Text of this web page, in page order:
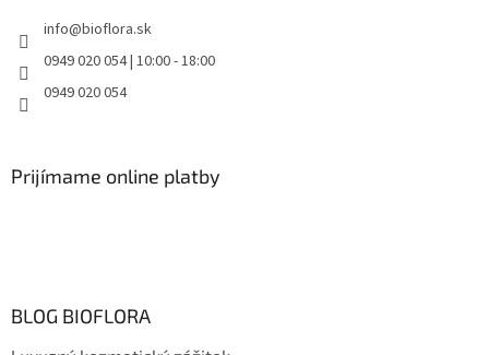
info@bioflora.sk
0949 020 054 | 10:00 - 18:00
0949 020 054
Prijímame online platby
BLOG BIOFLORA